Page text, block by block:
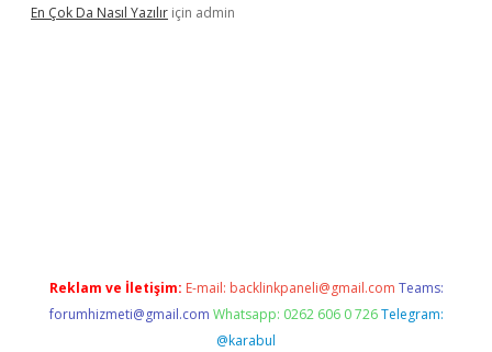
En Çok Da Nasıl Yazılır için admin
Reklam ve İletişim: E-mail: backlinkpaneli@gmail.com Teams:
forumhizmeti@gmail.com Whatsapp: 0262 606 0 726 Telegram:
@karabul